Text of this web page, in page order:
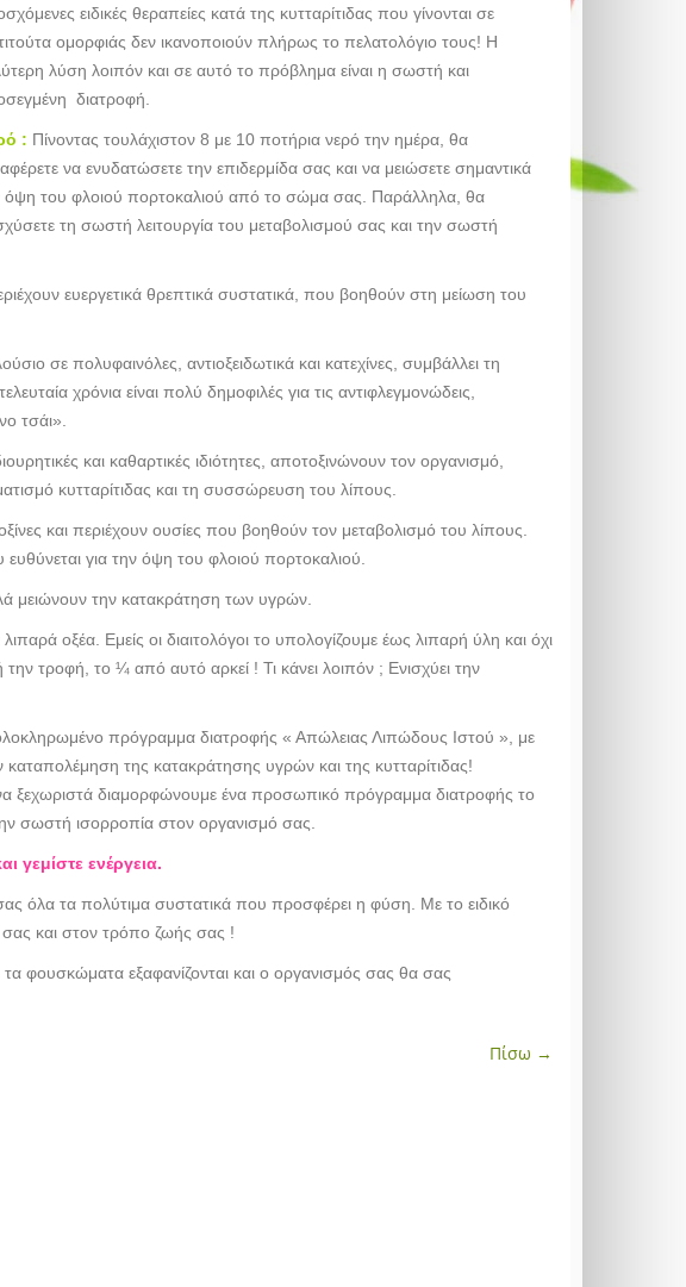
ειδικές θεραπείες κατά της κυτταρίτιδας που γίνονται σε
ομορφιάς δεν ικανοποιούν πλήρως το πελατολόγιο τους! Η
λύση λοιπόν και σε αυτό το πρόβλημα είναι η σωστή και
διατροφή.
: Πίνοντας τουλάχιστον 8 με 10 ποτήρια νερό την ημέρα, θα
να ενυδατώσετε την επιδερμίδα σας και να μειώσετε σημαντικά
όψη του φλοιού πορτοκαλιού από το σώμα σας. Παράλληλα, θα
τη σωστή λειτουργία του μεταβολισμού σας και την σωστή
ευεργετικά θρεπτικά συστατικά, που βοηθούν στη μείωση του
σε πολυφαινόλες, αντιοξειδωτικά και κατεχίνες, συμβάλλει τη
χρόνια είναι πολύ δημοφιλές για τις αντιφλεγμονώδεις,
τσάι».
και καθαρτικές ιδιότητες, αποτοξινώνουν τον οργανισμό,
κυτταρίτιδας και τη συσσώρευση του λίπους.
και περιέχουν ουσίες που βοηθούν τον μεταβολισμό του λίπους.
για την όψη του φλοιού πορτοκαλιού.
μειώνουν την κατακράτηση των υγρών.
οξέα. Εμείς οι διαιτολόγοι το υπολογίζουμε έως λιπαρή ύλη και όχι
τροφή, το ¼ από αυτό αρκεί ! Τι κάνει λοιπόν ; Ενισχύει την
πρόγραμμα διατροφής « Απώλειας Λιπώδους Ιστού », με
της κατακράτησης υγρών και της κυτταρίτιδας!
ξεχωριστά διαμορφώνουμε ένα προσωπικό πρόγραμμα διατροφής το
σωστή ισορροπία στον οργανισμό σας.
γεμίστε ενέργεια.
όλα τα πολύτιμα συστατικά που προσφέρει η φύση. Με το ειδικό
και στον τρόπο ζωής σας !
φουσκώματα εξαφανίζονται και ο οργανισμός σας θα σας
Πίσω →